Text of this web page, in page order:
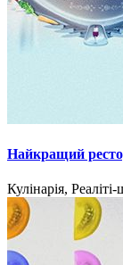
Найкращий
Кулінарія,